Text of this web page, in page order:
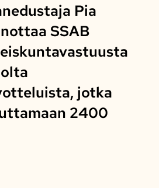
Pia
SSAB
jotka
2400